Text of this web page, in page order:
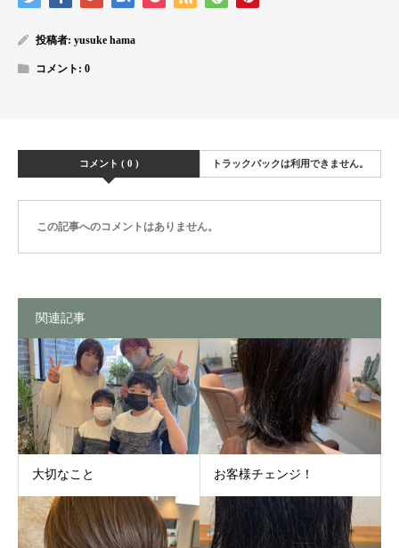
投稿者: yusuke hama
コメント: 0
コメント ( 0 ) トラックバックは利用できません。
この記事へのコメントはありません。
関連記事
大切なこと お客様チェンジ！